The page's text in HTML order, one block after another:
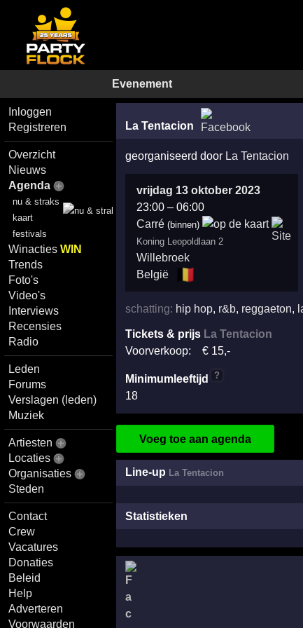
Evenement
Inloggen
Registreren
Overzicht
Nieuws
Agenda
nu & straks
kaart
festivals
WinactiesWIN
Trends
Foto's
Video's
Interviews
Recensies
Radio
Leden
Forums
Verslagen (leden)
Muziek
Artiesten
Locaties
Organisaties
Steden
Contact
Crew
Vacatures
Donaties
Beleid
Help
Adverteren
Voorwaarden
La Tentacion
georganiseerd door La Tentacion
vrijdag 13 oktober 2023
23:00– 06:00
Carré (binnen)
Koning Leopoldlaan 2
Willebroek
België
🇧🇪
schatting: hip hop, r&b, reggaeton,
Tickets & prijs La Tentacion
Voorverkoop:
€ 15,-
Minimumleeftijd ?
18
Voeg toe aan agenda
Line-up La Tentacion
Statistieken